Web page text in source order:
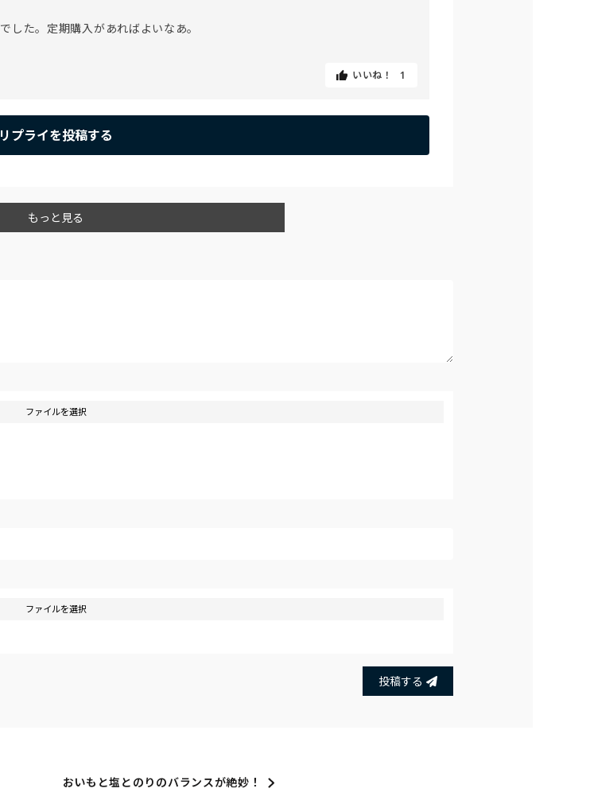
した。定期購入があればよいなあ。
いいね！ 1
リプライを投稿する
もっと見る
ファイルを選択
ファイルを選択
投稿する
おいもと塩とのりのバランスが絶妙！